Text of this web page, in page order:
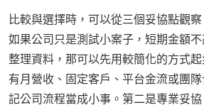
比較與選擇時，可以從三個妥協點觀
如果公司只是測試小案子，短期金額
整理資料，那可以先用較簡化的方式
有月營收、固定客戶、平台金流或團
記公司流程當成小事。第二是專業妥